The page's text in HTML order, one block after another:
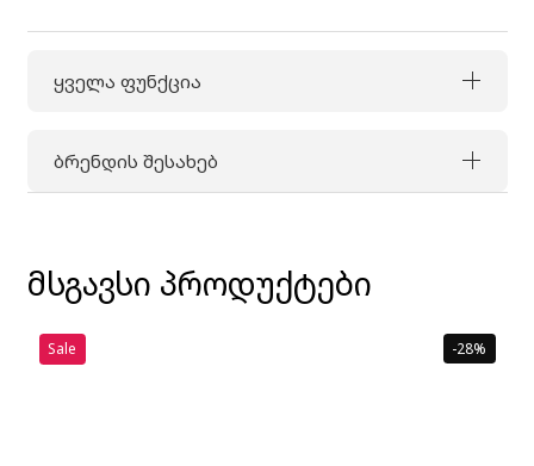
ყველა ფუნქცია
ბრენდის შესახებ
მსგავსი პროდუქტები
Sale -28%